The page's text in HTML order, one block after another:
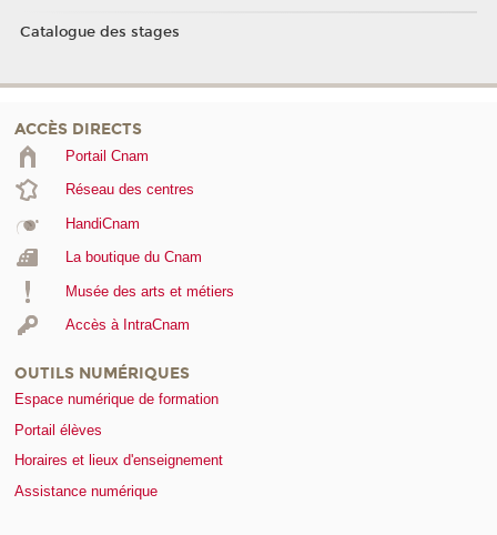
Catalogue des stages
ACCÈS DIRECTS
Portail Cnam
Réseau des centres
HandiCnam
La boutique du Cnam
Musée des arts et métiers
Accès à IntraCnam
OUTILS NUMÉRIQUES
Espace numérique de formation
Portail élèves
Horaires et lieux d'enseignement
Assistance numérique